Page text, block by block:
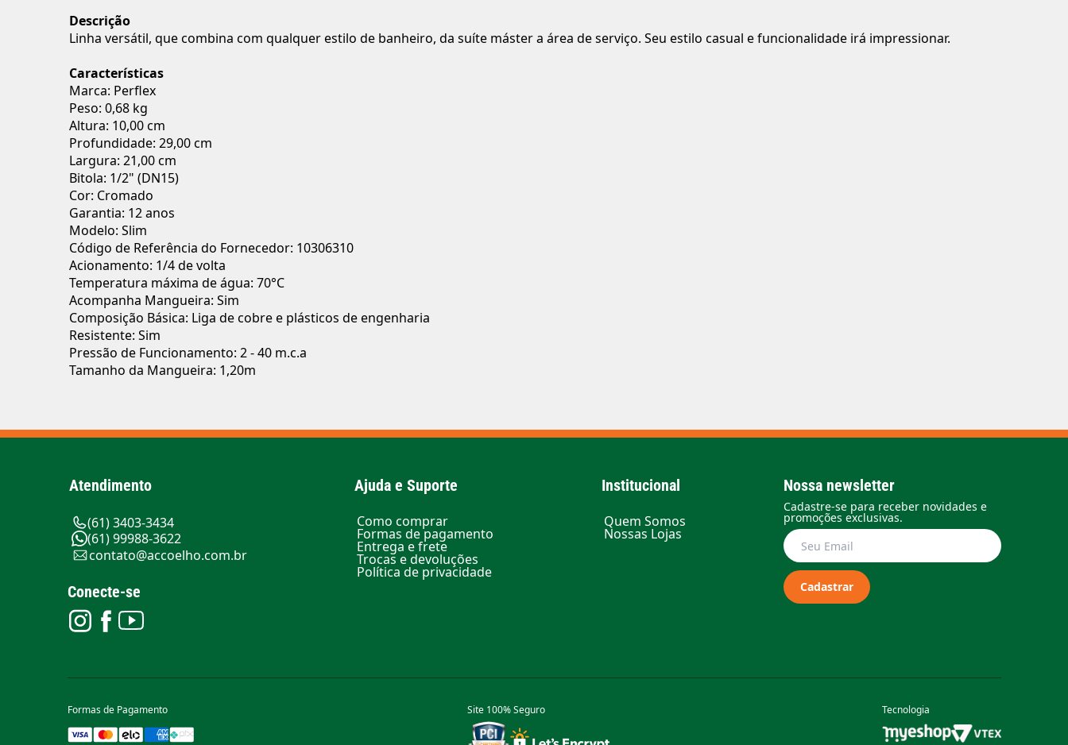
Descrição
Linha versátil, que combina com qualquer estilo de banheiro, da suíte máster a área de serviço. Seu estilo casual e funcionalidade irá impressionar.
Características
Marca: Perflex
Peso: 0,68 kg
Altura: 10,00 cm
Profundidade: 29,00 cm
Largura: 21,00 cm
Bitola: 1/2" (DN15)
Cor: Cromado
Garantia: 12 anos
Modelo: Slim
Código de Referência do Fornecedor: 10306310
Acionamento: 1/4 de volta
Temperatura máxima de água: 70°C
Acompanha Mangueira: Sim
Composição Básica: Liga de cobre e plásticos de engenharia
Resistente: Sim
Pressão de Funcionamento: 2 - 40 m.c.a
Tamanho da Mangueira: 1,20m
Atendimento
(61) 3403-3434
(61) 99988-3622
contato@accoelho.com.br
Conecte-se
Ajuda e Suporte
Como comprar
Formas de pagamento
Entrega e frete
Trocas e devoluções
Política de privacidade
Institucional
Quem Somos
Nossas Lojas
Nossa newsletter
Cadastre-se para receber novidades e
promoções exclusivas.
Cadastrar
Formas de Pagamento Site 100% Seguro Tecnologia